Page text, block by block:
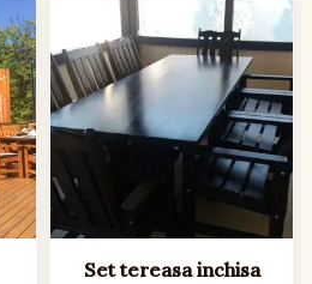
Set tereasa inchisa